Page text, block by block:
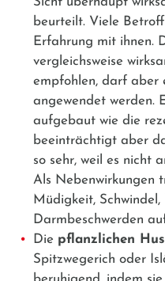
beurteilt. Viele
Erfahrung mit ihnen.
vergleichsweise
empfohlen, darf aber
angewendet werden.
aufgebaut wie die
beeinträchtigt aber
so sehr, weil es nicht
Als Nebenwirkungen
Müdigkeit,
Darmbeschwerden
Die pflanzlichen
Spitzwegerich oder